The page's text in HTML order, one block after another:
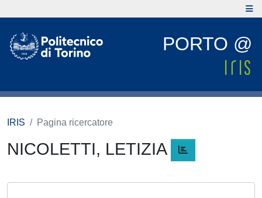
PORTO @
IRIS Pagina ricercatore
NICOLETTI, LETIZIA